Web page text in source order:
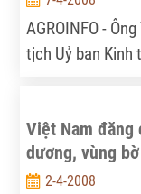
đầu của TP Hồ
AGROINFO -
tịch Uỷ ban Kinh
biểu Uỷ ban Kinh
đoàn Bộ Nông
Nam ngày 4/3,
Việt Nam đăng
dương, vùng
2-4-2008